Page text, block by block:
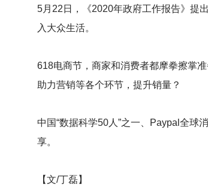
5月22日，《2020年政府工作报告》提
入大众生活。
618电商节，商家和消费者都摩拳擦掌
助力营销等各个环节，提升销量？
中国“数据科学50人”之一、Paypal全球
享。
【文/丁磊】